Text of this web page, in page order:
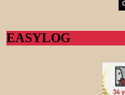
EASYLOG